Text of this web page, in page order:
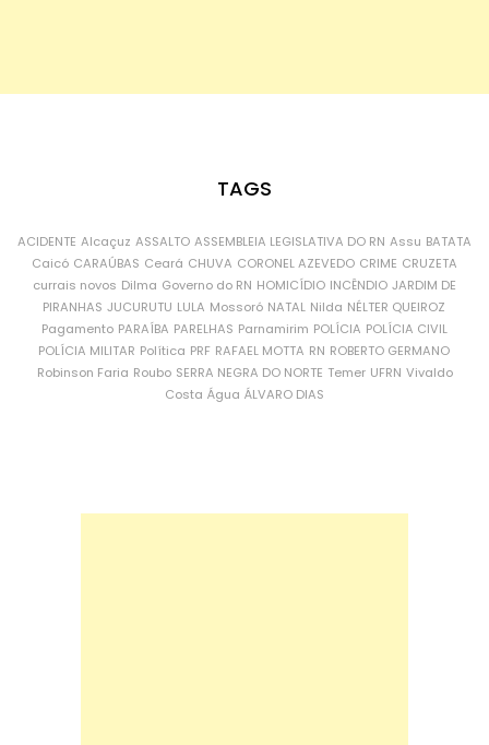
TAGS
ACIDENTE Alcaçuz ASSALTO ASSEMBLEIA LEGISLATIVA DO RN Assu BATATA
Caicó CARAÚBAS Ceará CHUVA CORONEL AZEVEDO CRIME CRUZETA
currais novos Dilma Governo do RN HOMICÍDIO INCÊNDIO JARDIM DE
PIRANHAS JUCURUTU LULA Mossoró NATAL Nilda NÉLTER QUEIROZ
Pagamento PARAÍBA PARELHAS Parnamirim POLÍCIA POLÍCIA CIVIL
POLÍCIA MILITAR Política PRF RAFAEL MOTTA RN ROBERTO GERMANO
Robinson Faria Roubo SERRA NEGRA DO NORTE Temer UFRN Vivaldo
Costa Água ÁLVARO DIAS